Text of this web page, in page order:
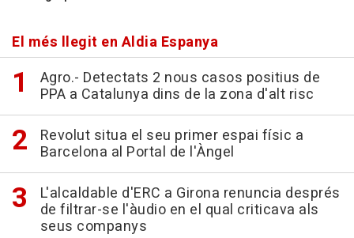
El més llegit en Aldia Espanya
Agro.- Detectats 2 nous casos positius de
PPA a Catalunya dins de la zona d'alt risc
Revolut situa el seu primer espai físic a
Barcelona al Portal de l'Àngel
L'alcaldable d'ERC a Girona renuncia després
de filtrar-se l'àudio en el qual criticava als
seus companys